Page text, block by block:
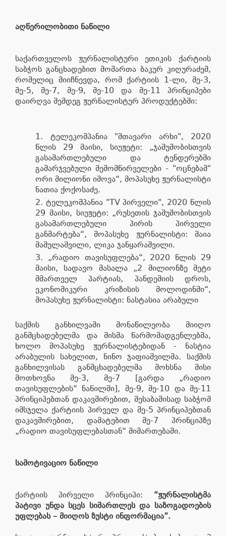
აღწერილობითი ნაწილი
საქართველოს ჟურნალისტური ეთიკის ქარტიის
საბჭოს განცხადებით მომართა ბაკურ კიღურაძემ,
რომელიც მიიჩნევდა, რომ ქარტიის 1-ლი, მე-3,
მე-5, მე-7, მე-9, მე-10 და მე-11 პრინციპები
დაირღვა შემდეგ ჟურნალისტურ პროდუქტებში:
ტელეკომპანია "მთავარი არხი", 2020
წლის 29 მაისი, სიუჟეტი: „ჯაშუშობისთვის
გასამართლებული და ტენდერებში
გამარჯვებული შემომწირველები - "ოცნებამ"
ორი მილიონი იშოვა“, მოპასუხე ჟურნალისტი
ნათია ქოქოსაძე.
ტელეკომპანია "TV პირველი", 2020 წლის
29 მაისი, სიუჟეტი: „რუსეთის ჯაშუშობისთვის
გასამართლებული პირის პირველი
განმარტება“, მოპასუხე ჟურნალისტი: მაია
მამულაშვილი, ლიკა ჯანყარაშვილი.
„რადიო თავისუფლება“, 2020 წლის 29
მაისი, სადავო მასალა „2 მილიონზე მეტი
მმართველ პარტიას, პანდემიის დროს,
ეკონომიკური კრიზისის მოლოდინში“,
მოპასუხე ჟურნალისტი: ნასტასია არაბული
საქმის განხილვაში მონაწილეობა მიიღო
განმცხადებელმა და მისმა წარმომადგენლებმა,
ხოლო მოპასუხე ჟურნალისტებიდან - ნასტია
არაბულის სახელით, ნინო ჯაფიაშვილმა. საქმის
განხილვისას განმცხადებელმა მოხსნა მისი
მოთხოვნა მე-3, მე-7 [გარდა „რადიო
თავისუფლების“ ნაწილში], მე-9, მე-10 და მე-11
პრინციპებთან დაკავშირებით, შესაბამისად საბჭომ
იმსჯელა ქარტიის პირველ და მე-5 პრინციპებთან
დაკავშირებით, დამატებით მე-7 პრინციპზე
„რადიო თავისუფლებასთან“ მიმართებაში.
სამოტივაციო ნაწილი
ქარტიის პირველი პრინციპი: “ჟურნალისტმა
პატივი უნდა სცეს სიმართლეს და საზოგადოების
უფლებას – მიიღოს ზუსტი ინფორმაცია”.